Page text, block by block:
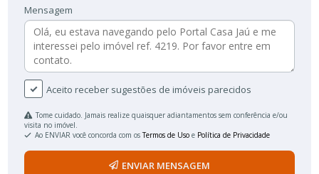
Mensagem
Aceito receber sugestões de imóveis parecidos
Tome cuidado. Jamais realize quaisquer adiantamentos sem conferência e/ou
visita no imóvel.
Ao ENVIAR você concorda com osTermos de Uso e Política de Privacidade
ENVIAR MENSAGEM